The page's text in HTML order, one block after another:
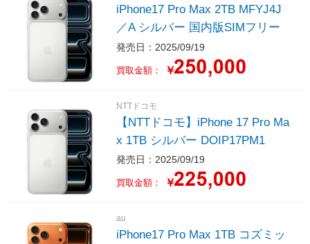
iPhone17 Pro Max 2TB MFYJ4J
／A シルバー 国内版SIMフリー
発売日：2025/09/19
買取金額： ￥
NTTドコモ
【NTTドコモ】iPhone 17 Pro Ma
x 1TB シルバー DOIP17PM1
発売日：2025/09/19
買取金額： ￥
au
iPhone17 Pro Max 1TB コズミッ